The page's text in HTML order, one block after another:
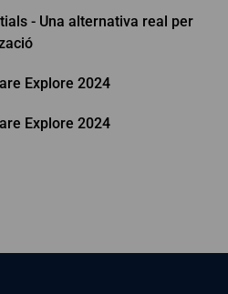
- Una alternativa real per
Explore 2024
Explore 2024